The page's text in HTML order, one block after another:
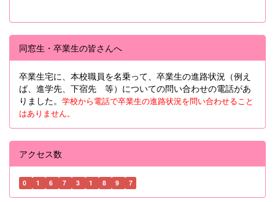
同窓生・卒業生の皆さんへ
卒業生宅に、本校職員を名乗って、卒業生の進路状況（例え
ば、進学先、下宿先 等）についての問い合わせの電話があ
りました。 学校から電話で卒業生の進路状況を問い合わせること
はありません。
アクセス数
0 1 6 7 3 1 8 9 7